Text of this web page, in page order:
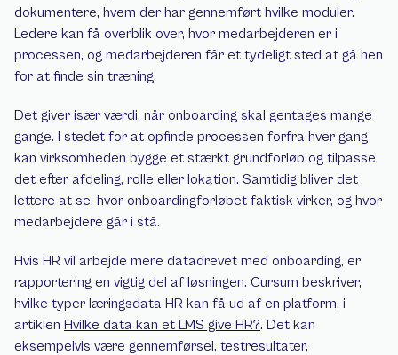
dokumentere, hvem der har gennemført hvilke moduler.
Ledere kan få overblik over, hvor medarbejderen er i
processen, og medarbejderen får et tydeligt sted at gå hen
for at finde sin træning.
Det giver især værdi, når onboarding skal gentages mange
gange. I stedet for at opfinde processen forfra hver gang
kan virksomheden bygge et stærkt grundforløb og tilpasse
det efter afdeling, rolle eller lokation. Samtidig bliver det
lettere at se, hvor onboardingforløbet faktisk virker, og hvor
medarbejdere går i stå.
Hvis HR vil arbejde mere datadrevet med onboarding, er
rapportering en vigtig del af løsningen. Cursum beskriver,
hvilke typer læringsdata HR kan få ud af en platform, i
artiklen Hvilke data kan et LMS give HR?. Det kan
eksempelvis være gennemførsel, testresultater,